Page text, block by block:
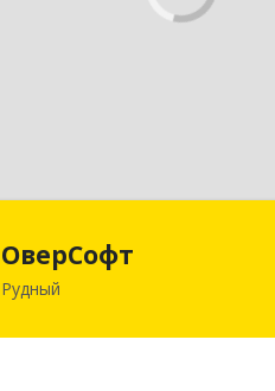
ОверСофт
РудныйКАЗАХСТАН , 111500,